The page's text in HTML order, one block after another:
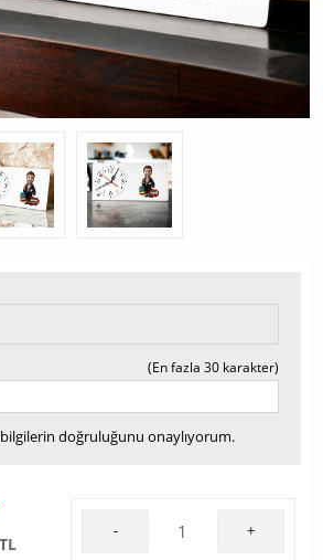
(En fazla 30 karakter)
doğruluğunu onaylıyorum.
TL
- +